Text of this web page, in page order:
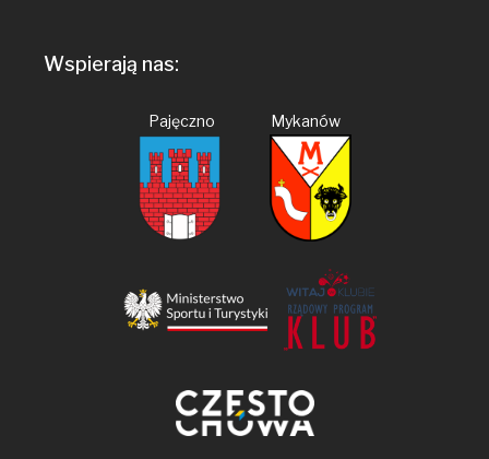
Wspierają nas:
Pajęczno Mykanów